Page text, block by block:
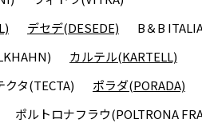
デセデ(DESEDE)
B＆B
カルテル(KARTELL)
クタ(TECTA)
ポラダ(PORADA)
ポルトロナフラウ(POLTRONA